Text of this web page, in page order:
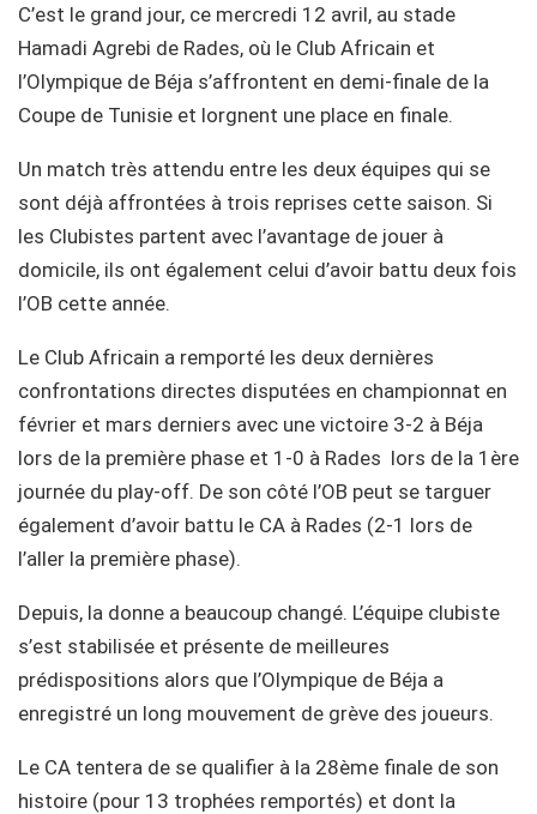
C’est le grand jour, ce mercredi 12 avril, au stade
Hamadi Agrebi de Rades, où le Club Africain et
l’Olympique de Béja s’affrontent en demi-finale de la
Coupe de Tunisie et lorgnent une place en finale.
Un match très attendu entre les deux équipes qui se
sont déjà affrontées à trois reprises cette saison. Si
les Clubistes partent avec l’avantage de jouer à
domicile, ils ont également celui d’avoir battu deux fois
l’OB cette année.
Le Club Africain a remporté les deux dernières
confrontations directes disputées en championnat en
février et mars derniers avec une victoire 3-2 à Béja
lors de la première phase et 1-0 à Rades lors de la 1ère
journée du play-off. De son côté l’OB peut se targuer
également d’avoir battu le CA à Rades (2-1 lors de
l’aller la première phase).
Depuis, la donne a beaucoup changé. L’équipe clubiste
s’est stabilisée et présente de meilleures
prédispositions alors que l’Olympique de Béja a
enregistré un long mouvement de grève des joueurs.
Le CA tentera de se qualifier à la 28ème finale de son
histoire (pour 13 trophées remportés) et dont la